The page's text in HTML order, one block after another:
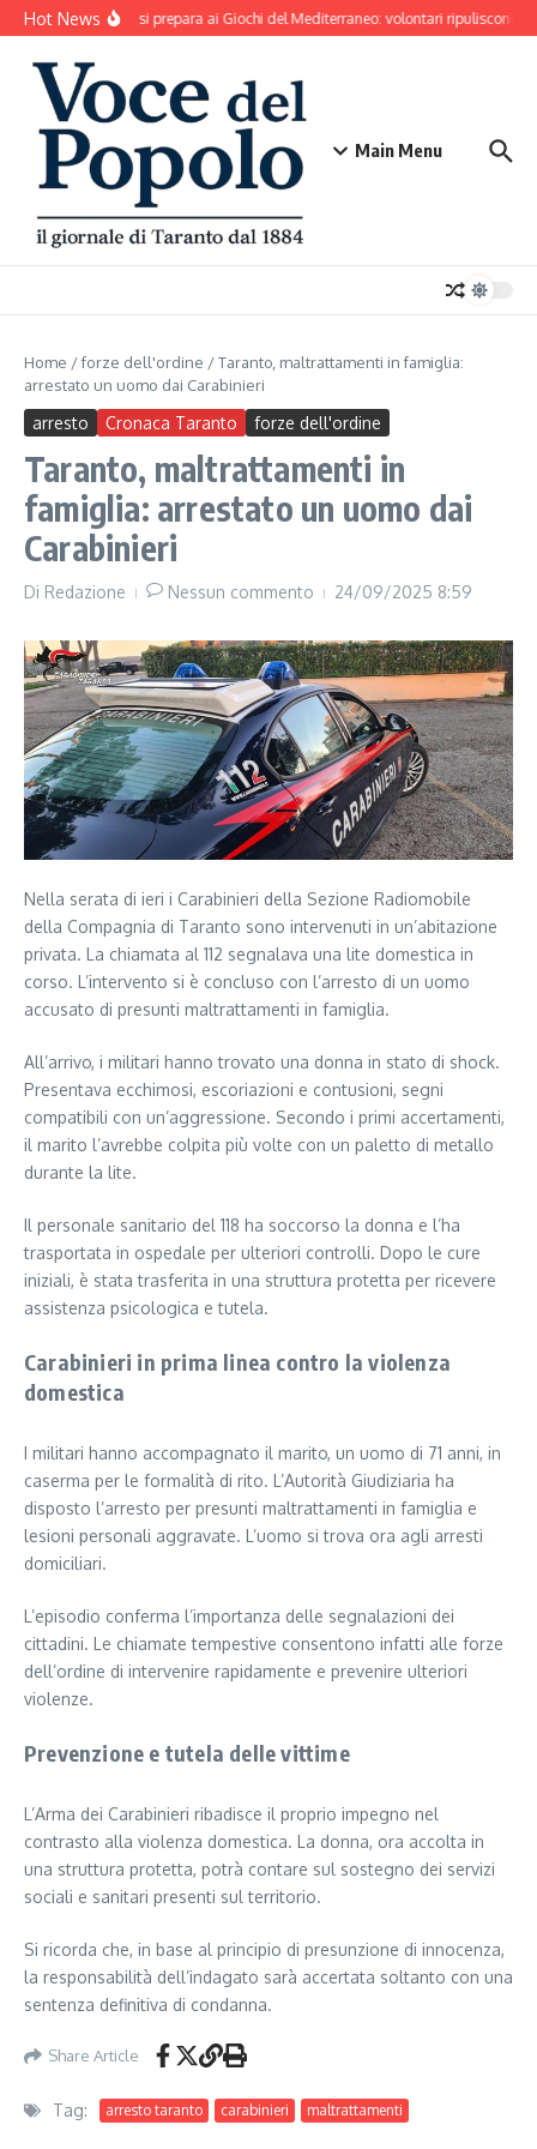
Salta al contenuto
Hot NewsTaranto si prepara ai Giochi del Mediterraneo: volontari ripuliscono
Main Menu
Home /forze dell'ordine /Taranto, maltrattamenti in famiglia:
arrestato un uomo dai Carabinieri
arresto Cronaca Taranto forze dell'ordine
Taranto, maltrattamenti in
famiglia: arrestato un uomo dai
Carabinieri
Di Redazione Nessun commento 24/09/2025 8:59
Nella serata di ieri i Carabinieri della Sezione Radiomobile
della Compagnia di Taranto sono intervenuti in un’abitazione
privata. La chiamata al 112 segnalava una lite domestica in
corso. L’intervento si è concluso con l’arresto di un uomo
accusato di presunti maltrattamenti in famiglia.
All’arrivo, i militari hanno trovato una donna in stato di shock.
Presentava ecchimosi, escoriazioni e contusioni, segni
compatibili con un’aggressione. Secondo i primi accertamenti,
il marito l’avrebbe colpita più volte con un paletto di metallo
durante la lite.
Il personale sanitario del 118 ha soccorso la donna e l’ha
trasportata in ospedale per ulteriori controlli. Dopo le cure
iniziali, è stata trasferita in una struttura protetta per ricevere
assistenza psicologica e tutela.
Carabinieri in prima linea contro la violenza
domestica
I militari hanno accompagnato il marito, un uomo di 71 anni, in
caserma per le formalità di rito. L’Autorità Giudiziaria ha
disposto l’arresto per presunti maltrattamenti in famiglia e
lesioni personali aggravate. L’uomo si trova ora agli arresti
domiciliari.
L’episodio conferma l’importanza delle segnalazioni dei
cittadini. Le chiamate tempestive consentono infatti alle forze
dell’ordine di intervenire rapidamente e prevenire ulteriori
violenze.
Prevenzione e tutela delle vittime
L’Arma dei Carabinieri ribadisce il proprio impegno nel
contrasto alla violenza domestica. La donna, ora accolta in
una struttura protetta, potrà contare sul sostegno dei servizi
sociali e sanitari presenti sul territorio.
Si ricorda che, in base al principio di presunzione di innocenza,
la responsabilità dell’indagato sarà accertata soltanto con una
sentenza definitiva di condanna.
Share Article
Tag: arresto taranto carabinieri maltrattamenti